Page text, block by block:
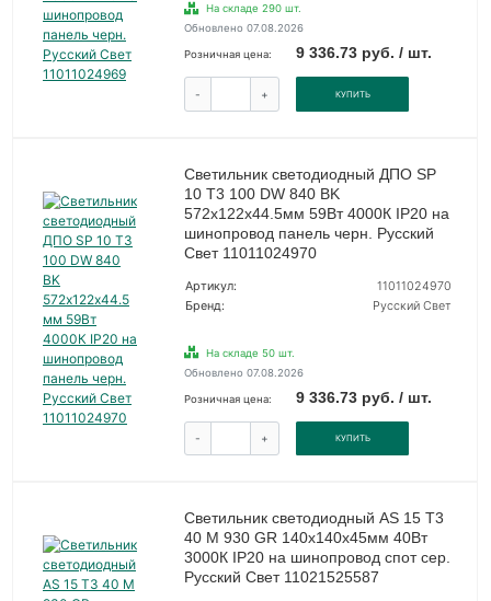
На складе 290 шт.
Обновлено 07.08.2026
Розничная цена: 9 336.73 руб. / шт.
- + КУПИТЬ
Светильник светодиодный ДПО SP
10 T3 100 DW 840 BK
572х122х44.5мм 59Вт 4000К IP20 на
шинопровод панель черн. Русский
Свет 11011024970
Артикул:
11011024970
Бренд:
Русский Свет
На складе 50 шт.
Обновлено 07.08.2026
Розничная цена: 9 336.73 руб. / шт.
- + КУПИТЬ
Светильник светодиодный AS 15 T3
40 M 930 GR 140х140х45мм 40Вт
3000К IP20 на шинопровод спот сер.
Русский Свет 11021525587